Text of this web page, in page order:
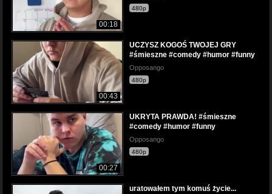
00:18
480p
00:43
UCZYSZ KOGOŚ TWOJEJ GRY
#śmieszne #comedy #humor #funny
Opposango
480p
00:27
UKRYTA PRAWDA! #śmieszne
#comedy #humor #funny
Opposango
480p
uratowałem tym komuś życie...